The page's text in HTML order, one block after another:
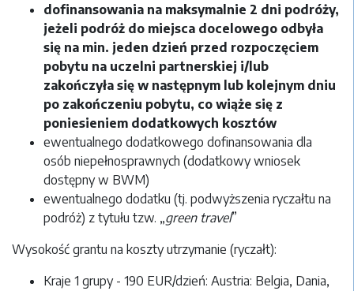
dofinansowania na maksymalnie 2 dni podróży,
jeżeli podróż do miejsca docelowego odbyła
się na min. jeden dzień przed rozpoczęciem
pobytu na uczelni partnerskiej i/lub
zakończyła się w następnym lub kolejnym dniu
po zakończeniu pobytu, co wiąże się z
poniesieniem dodatkowych kosztów
ewentualnego dodatkowego dofinansowania dla
osób niepełnosprawnych (dodatkowy wniosek
dostępny w BWM)
ewentualnego dodatku (tj. podwyższenia ryczałtu na
podróż) z tytułu tzw. „green travel”
Wysokość grantu na koszty utrzymanie (ryczałt):
Kraje 1 grupy - 190 EUR/dzień: Austria: Belgia, Dania,